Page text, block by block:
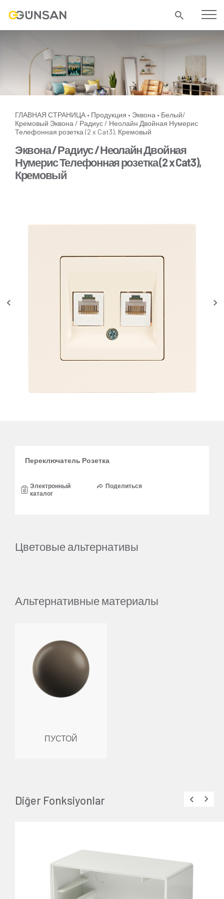
ГЛАВНАЯ СТРАНИЦА • Продукция • Эквона • Белый/
Кремовый Эквона / Радиус / Неолайн Двойная Нумерис
Телефонная розетка (2 x Cat3), Кремовый
Эквона / Радиус / Неолайн Двойная
Нумерис Телефонная розетка (2 x Cat3),
Кремовый
Переключатель Розетка
Электронный
каталог
Поделиться
Цветовые альтернативы
Альтернативные материалы
ПУСТОЙ
Diğer Fonksiyonlar